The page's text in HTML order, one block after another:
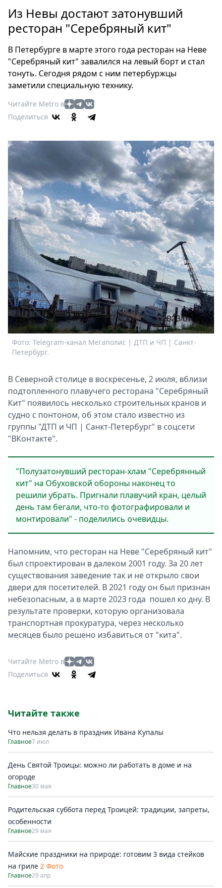
Россия
Мир
Еда
Туризм
Мода
Театр
Кино
Афиша
Книги
релизы
О
Metro
Стримы
Спецпроекты
Звезды
Выборы
2026
Скачай
Metro
Из Невы достают затонувший
ресторан "Серебряный кит"
В Петербурге в марте этого года ресторан на Неве
"Серебряный кит" завалился на левый борт и стал
тонуть. Сегодня рядом с ним петербуржцы
заметили специальную технику.
Читайте Metro в
Поделиться
Фото: Telegram-канал Мегаполис | ДТП и ЧП | Санкт-
Петербург.
В Северной столице в воскресенье, 2 июля, вблизи
подтопленного плавучего ресторана "Серебряный
Кит" появилось несколько строительных кранов и
судно с понтоном, об этом стало известно из
группы "ДТП и ЧП | Санкт-Петербург" в соцсети
"ВКонтакте".
"Полузатонувший ресторан-хлам "Серебрянный
кит" на Обуховской обороны наконец то
решили убрать. Пригнали плавучий кран, целый
день там бегали, что-то фотографировали и
монтировали" - поделились очевидцы.
Напомним, что ресторан на Неве "Серебряный кит"
был спроектирован в далеком 2001 году. За 20 лет
существования заведение так и не открыло свои
двери для посетителей. В 2021 году он был признан
небезопасным, а в марте 2023 года пошел ко дну. В
результате проверки, которую организовала
транспортная прокуратура, через несколько
месяцев было решено избавиться от "кита".
Читайте Metro в
Поделиться
Читайте также
Что нельзя делать в праздник Ивана Купалы
Главное7 июл
День Святой Троицы: можно ли работать в доме и на
огороде
Главное30 мая
Родительская суббота перед Троицей: традиции, запреты,
особенности
Главное29 мая
Майские праздники на природе: готовим 3 вида стейков
на гриле 2 Фото
Главное29 апр